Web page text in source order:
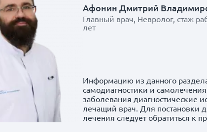
Афонин Дмитрий
Главный врач, Невролог, стаж
лет
Информацию из данного
самодиагностики и
заболевания диагностические
лечащий врач. Для постановки
лечения следует обратиться к